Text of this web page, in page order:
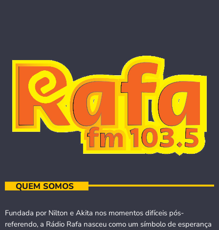
QUEM SOMOS
Fundada por Nilton e Akita nos momentos difíceis pós-
referendo, a Rádio Rafa nasceu como um símbolo de esperança